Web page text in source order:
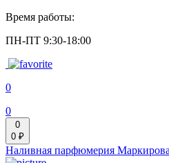
Время работы:
ПН-ПТ 9:30-18:00
0
0
0
0 ₽
Наливная парфюмерия